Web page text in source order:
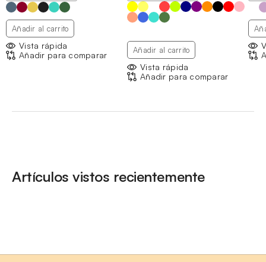
Añadir al carrito
Vista rápida
Añadir para comparar
Añadir al carrito
Vista rápida
Añadir para comparar
Artículos vistos recientemente